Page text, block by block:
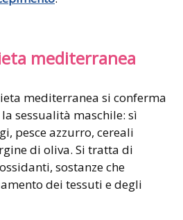
mediterranea
mediterranea si conferma
sessualità maschile: sì
pesce azzurro, cereali
di oliva. Si tratta di
sostanze che
dei tessuti e degli